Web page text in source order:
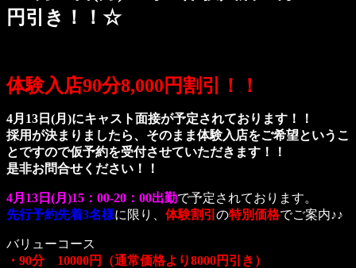
円引き！！☆
体験入店90分8,000円割引！！
4月13日(月)にキャスト面接が予定されております！！
採用が決まりましたら、そのまま体験入店をご希望というこ
とですので仮予約を受付させていただきます！！
是非お問合せください！！
4月13日(月)15：00-20：00出勤で予定されております。
先行予約先着3名様に限り、 体験割引 の特別価格でご案内♪♪
バリューコース
・90分 10000円（通常価格より8000円引き）